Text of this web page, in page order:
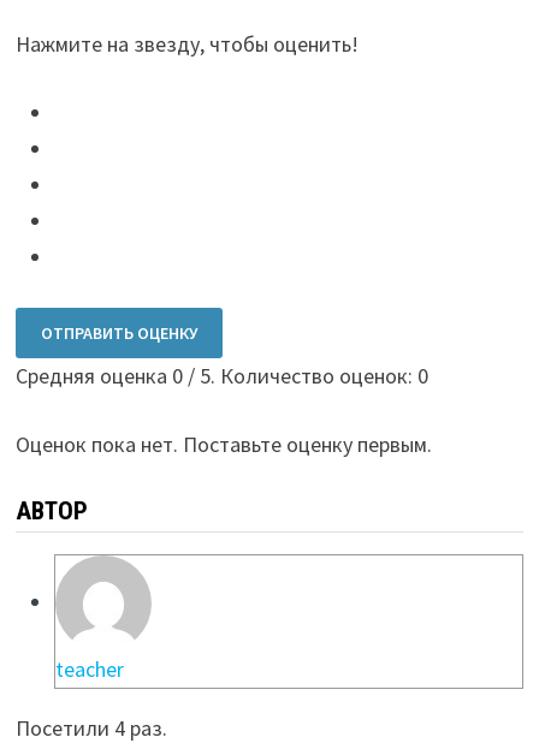
Нажмите на звезду, чтобы оценить!
ОТПРАВИТЬ ОЦЕНКУ
Средняя оценка 0/ 5. Количество оценок: 0
Оценок пока нет. Поставьте оценку первым.
АВТОР
teacher
Посетили 4 раз.